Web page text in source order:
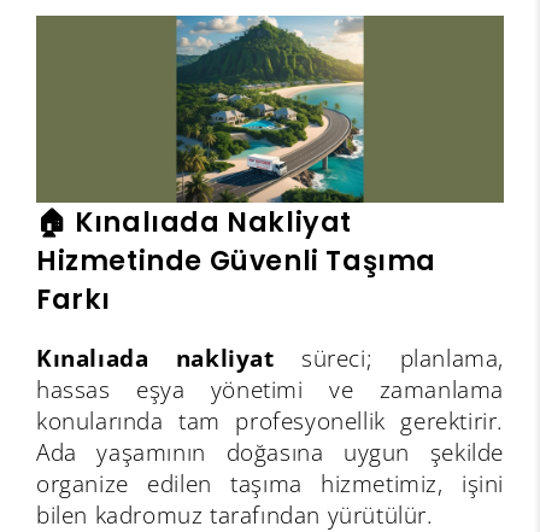
🏠 Kınalıada Nakliyat
Hizmetinde Güvenli Taşıma
Farkı
Kınalıada nakliyat süreci; planlama,
hassas eşya yönetimi ve zamanlama
konularında tam profesyonellik gerektirir.
Ada yaşamının doğasına uygun şekilde
organize edilen taşıma hizmetimiz, işini
bilen kadromuz tarafından yürütülür.